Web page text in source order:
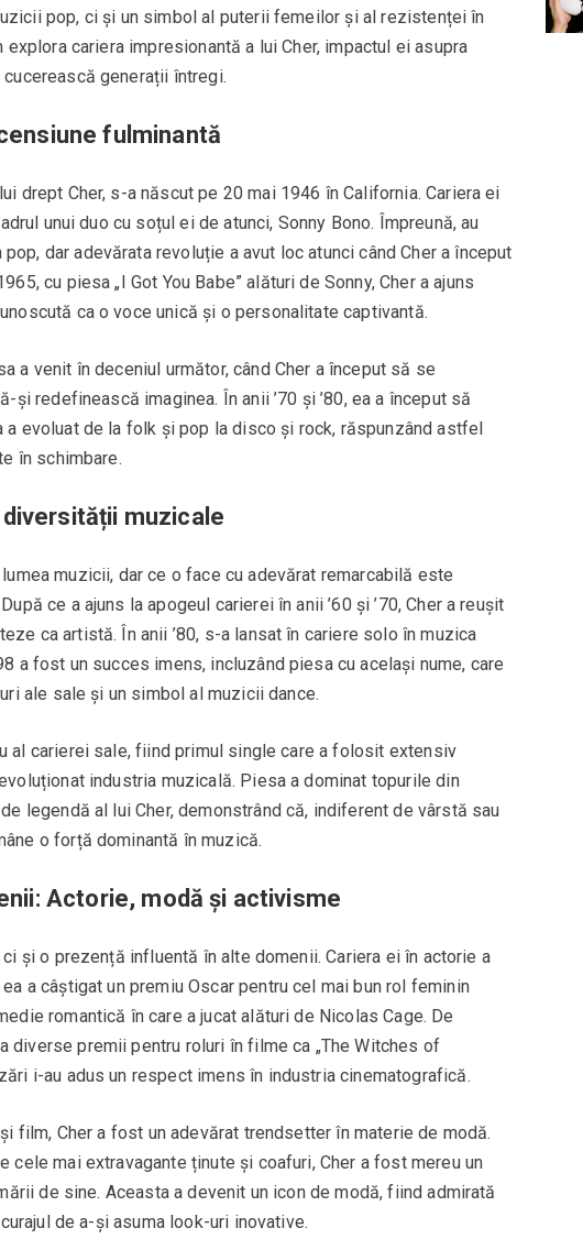
pop, ci și un simbol al puterii femeilor și al rezistenței în
cariera impresionantă a lui Cher, impactul ei asupra
generații întregi.
fulminantă
drept Cher, s-a născut pe 20 mai 1946 în California. Cariera ei
unui duo cu soțul ei de atunci, Sonny Bono. Împreună, au
dar adevărata revoluție a avut loc atunci când Cher a început
cu piesa „I Got You Babe” alături de Sonny, Cher a ajuns
ca o voce unică și o personalitate captivantă.
a venit în deceniul următor, când Cher a început să se
redefinească imaginea. În anii ’70 și ’80, ea a început să
a evoluat de la folk și pop la disco și rock, răspunzând astfel
în schimbare.
muzicale
muzicii, dar ce o face cu adevărat remarcabilă este
ce a ajuns la apogeul carierei în anii ’60 și ’70, Cher a reușit
ca artistă. În anii ’80, s-a lansat în cariere solo în muzica
a fost un succes imens, incluzând piesa cu același nume, care
ale sale și un simbol al muzicii dance.
al carierei sale, fiind primul single care a folosit extensiv
industria muzicală. Piesa a dominat topurile din
legendă al lui Cher, demonstrând că, indiferent de vârstă sau
o forță dominantă în muzică.
Actorie, modă și activisme
și o prezență influentă în alte domenii. Cariera ei în actorie a
a câștigat un premiu Oscar pentru cel mai bun rol feminin
romantică în care a jucat alături de Nicolas Cage. De
diverse premii pentru roluri în filme ca „The Witches of
i-au adus un respect imens în industria cinematografică.
film, Cher a fost un adevărat trendsetter în materie de modă.
cele mai extravagante ținute și coafuri, Cher a fost mereu un
de sine. Aceasta a devenit un icon de modă, fiind admirată
de a-și asuma look-uri inovative.